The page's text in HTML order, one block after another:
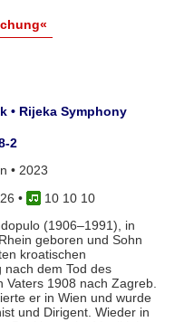
• Rijeka Symphony
2
• 2023
•
10 10 10
(1906–1991), in
geboren und Sohn
kroatischen
dem Tod des
1908 nach Zagreb.
er in Wien und wurde
und Dirigent. Wieder in